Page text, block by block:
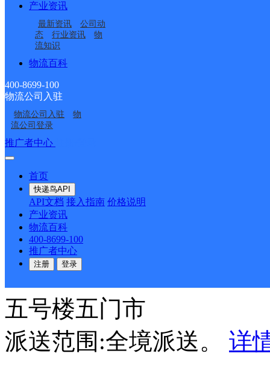
产业资讯
最新资讯
公司动
态
行业资讯
物
流知识
物流百科
400-8699-100
物流公司入驻
物流公司入驻
物
流公司登录
推广者中心
首页
快递鸟API
API文档 接入指南 价格说明
产业资讯
物流百科
400-8699-100
推广者中心
注册 登录
楼、啤酒厂家属楼、美
居、恒隆家园、海玉家
体号段地址直接写小区
号）、森鹰窗业（新农
号）工具厂（新农路29
号），新农路、双红路
黑龙江哈市团结公司
申通快递
五号楼五门市
派送范围:全境派送。 详